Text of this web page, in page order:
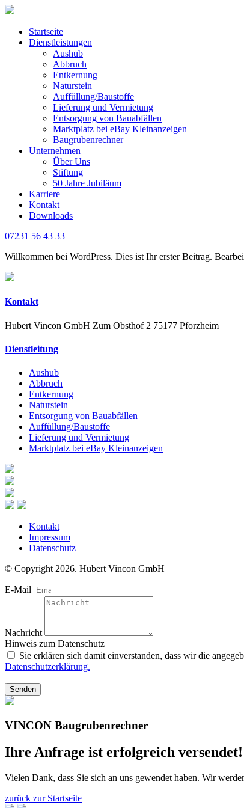
Startseite
Dienstleistungen
Aushub
Abbruch
Entkernung
Naturstein
Auffüllung/Baustoffe
Lieferung und Vermietung
Entsorgung von Bauabfällen
Marktplatz bei eBay Kleinanzeigen
Baugrubenrechner
Unternehmen
Über Uns
Stiftung
50 Jahre Jubiläum
Karriere
Kontakt
Downloads
07231 56 43 33
Willkommen bei WordPress. Dies ist Ihr erster Beitrag.
Kontakt
Hubert Vincon GmbH Zum Obsthof 2 75177 Pforzheim
Dienstleitung
Aushub
Abbruch
Entkernung
Naturstein
Entsorgung von Bauabfällen
Auffüllung/Baustoffe
Lieferung und Vermietung
Marktplatz bei eBay Kleinanzeigen
Kontakt
Impressum
Datenschutz
© Copyright 2026. Hubert Vincon GmbH
E-Mail
Nachricht
Hinweis zum Datenschutz
Sie erklären sich damit einverstanden, dass wir die
Datenschutzerklärung.
Senden
VINCON Baugrubenrechner
Ihre Anfrage ist erfolgreich versendet!
Vielen Dank, dass Sie sich an uns gewendet haben. Wir
zurück zur Startseite